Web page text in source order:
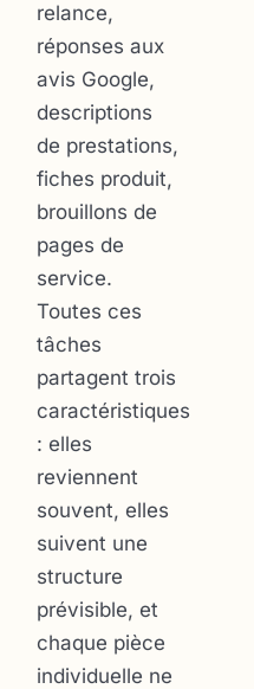
relance,
réponses aux
avis Google,
descriptions
de prestations,
fiches produit,
brouillons de
pages de
service.
Toutes ces
tâches
partagent trois
caractéristiques
: elles
reviennent
souvent, elles
suivent une
structure
prévisible, et
chaque pièce
individuelle ne